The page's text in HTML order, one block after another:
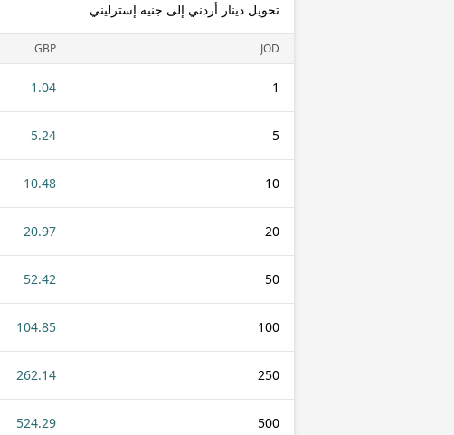
تحويل دينار أردني إلى جنيه إسترليني
JOD
GBP
1
1.04
5
5.24
10
10.48
20
20.97
50
52.42
100
104.85
250
262.14
500
524.29